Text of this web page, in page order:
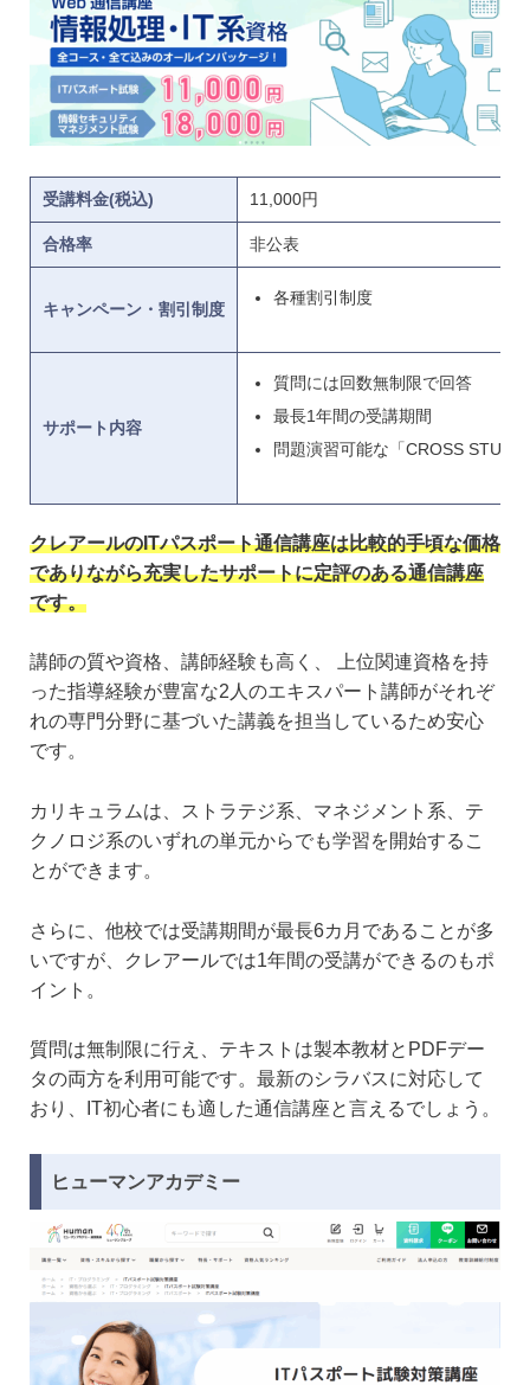
受講料金(税込) 11,000円
合格率 非公表
キャンペーン・割引制度
各種割引制度
サポート内容
質問には回数無制限で回答
最長1年間の受講期間
問題演習可能な「CROSS STUDY
クレアールのITパスポート通信講座は比較的手頃な価格
でありながら充実したサポートに定評のある通信講座
です。
講師の質や資格、講師経験も高く、 上位関連資格を持
った指導経験が豊富な2人のエキスパート講師がそれぞ
れの専門分野に基づいた講義を担当しているため安心
です。
カリキュラムは、ストラテジ系、マネジメント系、テ
クノロジ系のいずれの単元からでも学習を開始するこ
とができます。
さらに、他校では受講期間が最長6カ月であることが多
いですが、クレアールでは1年間の受講ができるのもポ
イント。
質問は無制限に行え、テキストは製本教材とPDFデー
タの両方を利用可能です。最新のシラバスに対応して
おり、IT初心者にも適した通信講座と言えるでしょう。
ヒューマンアカデミー